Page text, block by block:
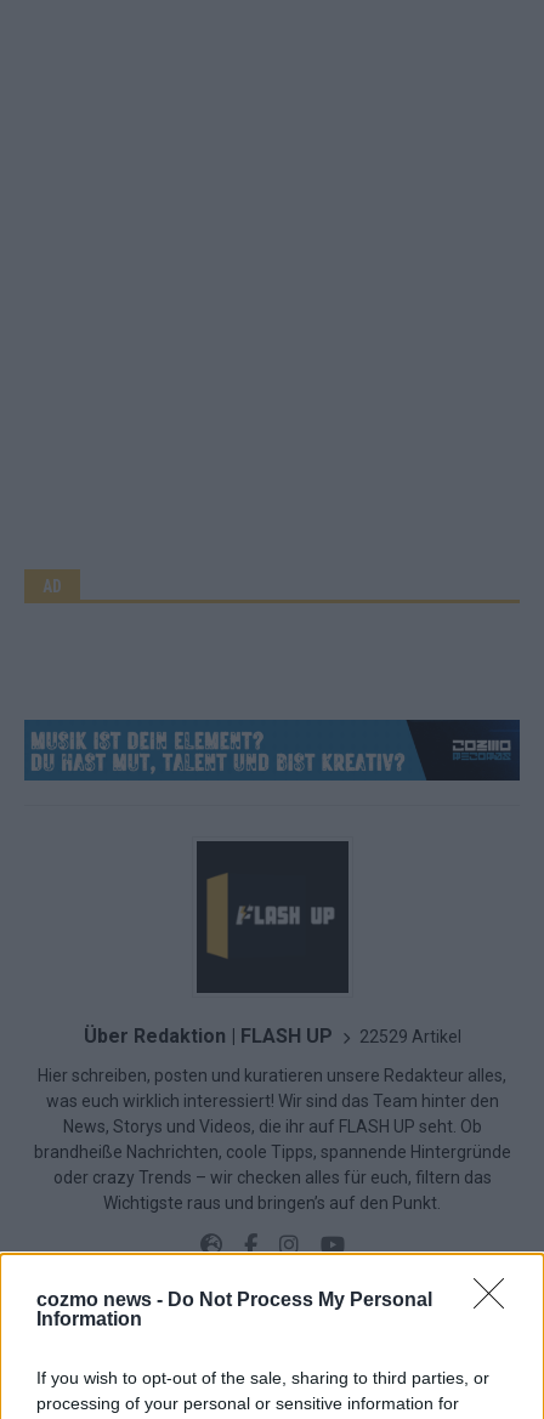
cozmo news - Do Not Process My Personal
Information
If you wish to opt-out of the sale, sharing to third parties, or
processing of your personal or sensitive information for
AD
Über Redaktion | FLASH UP 22529 Artikel
Hier schreiben, posten und kuratieren unsere Redakteur alles,
was euch wirklich interessiert! Wir sind das Team hinter den
News, Storys und Videos, die ihr auf FLASH UP seht. Ob
brandheiße Nachrichten, coole Tipps, spannende Hintergründe
oder crazy Trends – wir checken alles für euch, filtern das
Wichtigste raus und bringen’s auf den Punkt.